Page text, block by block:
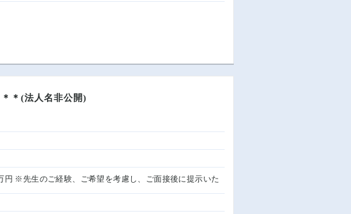
＊(法人名非公開)
円 ※先生のご経験、ご希望を考慮し、ご面接後に提示いた